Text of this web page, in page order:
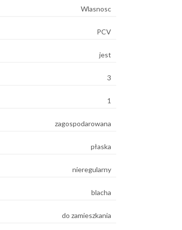
Wlasnosc
PCV
jest
3
1
zagospodarowana
płaska
nieregularny
blacha
do zamieszkania